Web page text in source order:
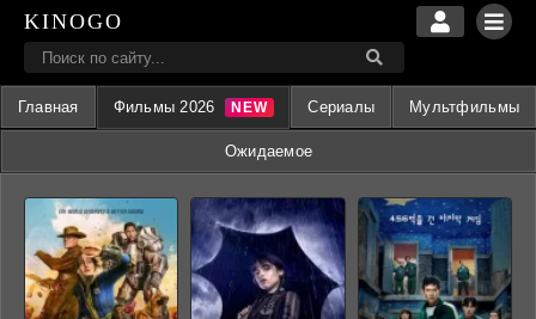
KINOGO
Главная Фильмы 2026 Сериалы Мультфильмы
Ожидаемое